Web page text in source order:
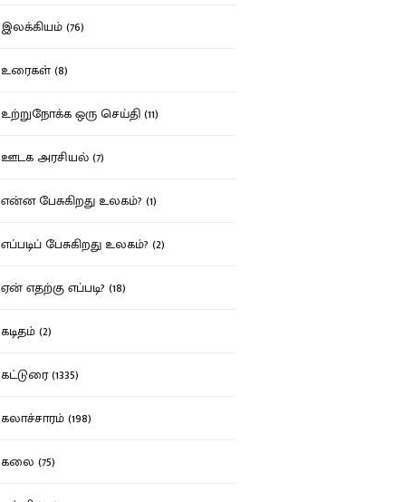
இலக்கியம் (76)
உரைகள் (8)
உற்றுநோக்க ஒரு செய்தி (11)
ஊடக அரசியல் (7)
என்ன பேசுகிறது உலகம்? (1)
எப்படிப் பேசுகிறது உலகம்? (2)
ஏன் எதற்கு எப்படி? (18)
கடிதம் (2)
கட்டுரை (1335)
கலாச்சாரம் (198)
கலை (75)